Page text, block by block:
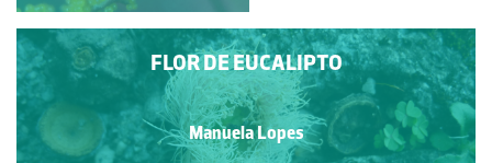
FLOR DE EUCALIPTO
Manuela Lopes